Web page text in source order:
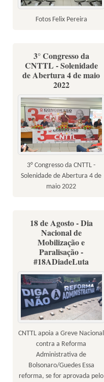
Fotos Felix Pereira
3° Congresso da
CNTTL - Solenidade
de Abertura 4 de maio
2022
3° Congresso da CNTTL -
Solenidade de Abertura 4 de
maio 2022
18 de Agosto - Dia
Nacional de
Mobilização e
Paralisação -
#18ADiadeLuta
CNTTL apoia a Greve Nacional
contra a Reforma
Administrativa de
Bolsonaro/Guedes Essa
reforma, se for aprovada pelo